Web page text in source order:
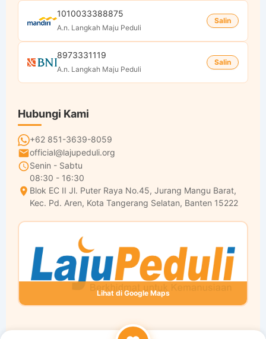
1010033388875
A.n. Langkah Maju Peduli
Salin
8973331119
A.n. Langkah Maju Peduli
Salin
Hubungi Kami
+62 851-3639-8059
official@lajupeduli.org
Senin - Sabtu
08:30 - 16:30
Blok EC II Jl. Puter Raya No.45, Jurang Mangu Barat,
Kec. Pd. Aren, Kota Tangerang Selatan, Banten 15222
Lihat di Google Maps